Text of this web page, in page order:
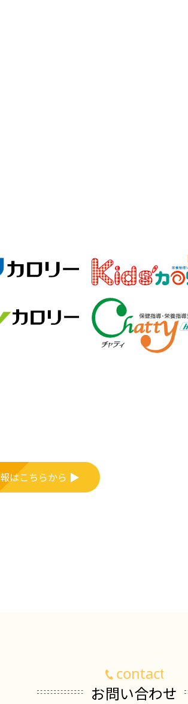
はこちらから
お問い合わせ